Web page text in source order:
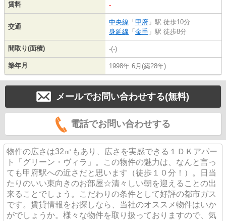
賃料 -
交通
中央線 「 甲府 」駅 徒歩10分
身延線 「 金手 」駅 徒歩8分
間取り(面積) -(-)
築年月 1998年 6月(築28年)
メールでお問い合わせする(無料)
電話でお問い合わせする
物件の広さは32㎡もあり、広さを実感できる１ＤＫアパー
ト「グリーン・ヴィラ」。この物件の魅力は、なんと言っ
ても甲府駅への近さだと思います（徒歩１０分！）。日当
たりのいい東向きのお部屋☆清々しい朝を迎えることの出
来ることでしょう。こだわりの条件として好評の都市ガス
です。賃貸情報をお探しなら、当社のオススメ物件はいか
がでしょうか。様々な物件を取り扱っておりますので、気